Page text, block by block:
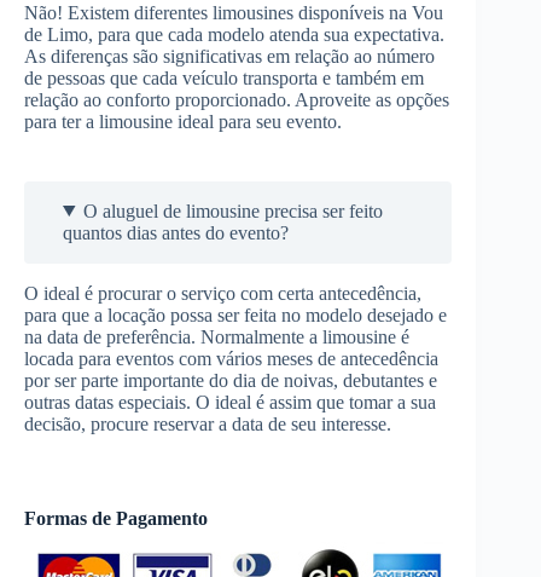
Não! Existem diferentes limousines disponíveis na Vou
de Limo, para que cada modelo atenda sua expectativa.
As diferenças são significativas em relação ao número
de pessoas que cada veículo transporta e também em
relação ao conforto proporcionado. Aproveite as opções
para ter a limousine ideal para seu evento.
O aluguel de limousine precisa ser feito
quantos dias antes do evento?
O ideal é procurar o serviço com certa antecedência,
para que a locação possa ser feita no modelo desejado e
na data de preferência. Normalmente a limousine é
locada para eventos com vários meses de antecedência
por ser parte importante do dia de noivas, debutantes e
outras datas especiais. O ideal é assim que tomar a sua
decisão, procure reservar a data de seu interesse.
Formas de Pagamento